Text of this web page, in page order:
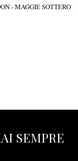
- MAGGIE SOTTERO
SEMPRE